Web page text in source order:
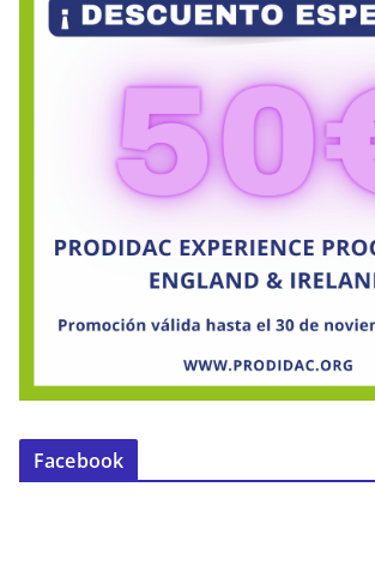
Facebook